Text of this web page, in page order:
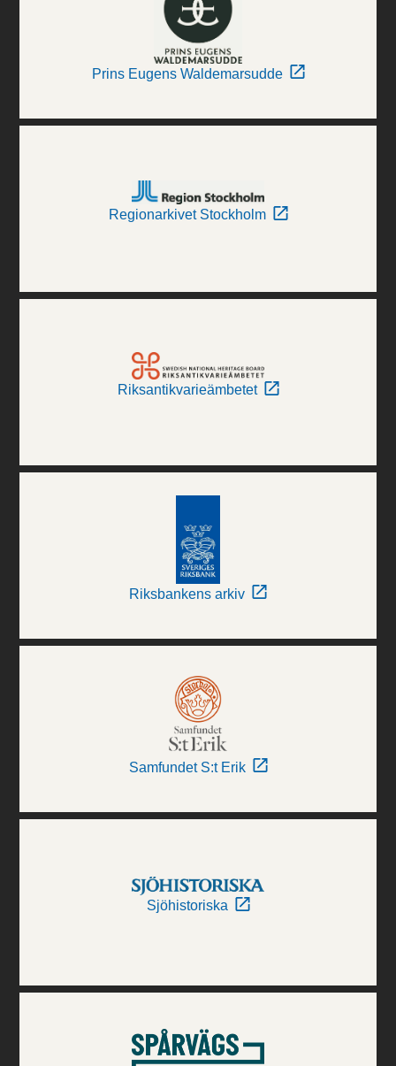
Prins Eugens Waldemarsudde
Regionarkivet Stockholm
Riksantikvarieämbetet
Riksbankens arkiv
Samfundet S:t Erik
Sjöhistoriska